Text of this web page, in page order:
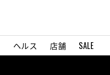
ヘルス 店舗 SALE